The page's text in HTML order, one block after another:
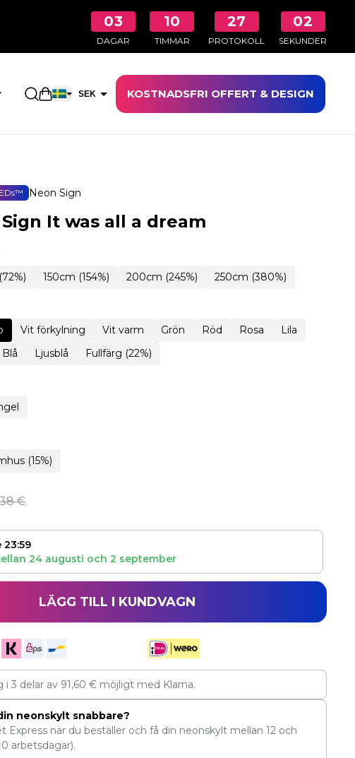
03
DAGAR
10
TIMMAR
27
PROTOKOLL
01
SEKUNDER
Öppna kundkorgen
SEK KOSTNADSFRI OFFERT & DESIGN
Neon Sign
It was all a dream
150cm (154%) 200cm (245%) 250cm (380%)
Vit förkylning Vit varm Grön Röd Rosa
Lila
Blå Ljusblå Fullfärg (22%)
(15%)
€
24 augusti och 2 september
LÄGG TILL I KUNDVAGN
i 3 delar av 91,60€ möjligt med Klarna.
neonskylt snabbare?
Express när du beställer och få din neonskylt mellan 12och
arbetsdagar).